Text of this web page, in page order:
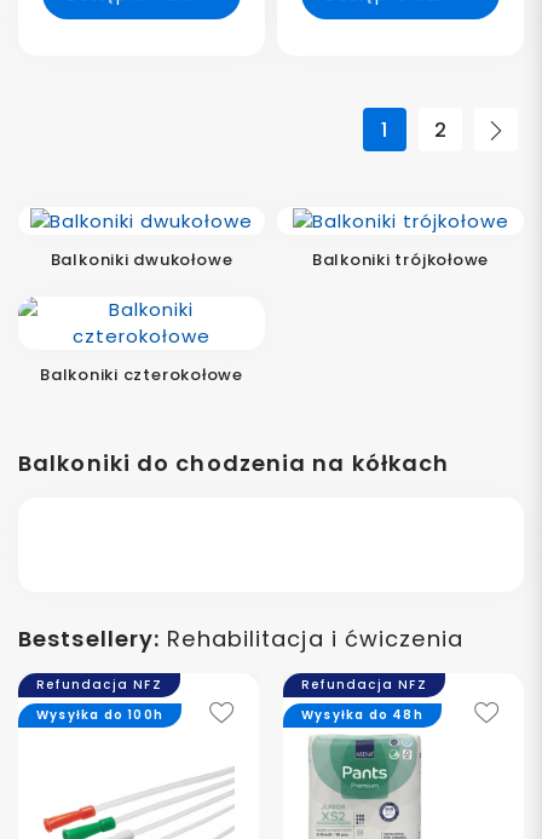
Balkoniki dwukołowe Balkoniki trójkołowe
Balkoniki czterokołowe
Balkoniki do chodzenia na kółkach
1 2
Bestsellery: Rehabilitacja i ćwiczenia
Refundacja NFZ
Wysyłka do 100h
Refundacja NFZ
Wysyłka do 48h